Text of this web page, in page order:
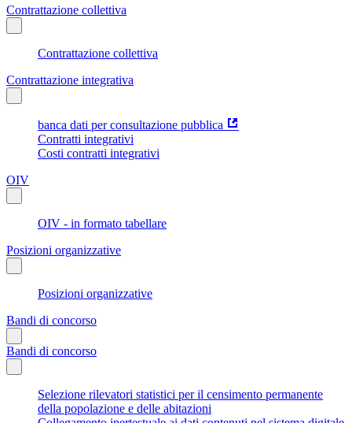
Contrattazione collettiva
Contrattazione collettiva
Contrattazione integrativa
banca dati per consultazione pubblica
Contratti integrativi
Costi contratti integrativi
OIV
OIV - in formato tabellare
Posizioni organizzative
Posizioni organizzative
Bandi di concorso
Bandi di concorso
Selezione rilevatori statistici per il censimento permanente
della popolazione e delle abitazioni